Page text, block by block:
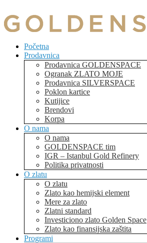
Početna
Prodavnica
Prodavnica GOLDENSPACE
Ogranak ZLATO MOJE
Prodavnica SILVERSPACE
Poklon kartice
Kutijice
Brendovi
Korpa
O nama
O nama
GOLDENSPACE tim
IGR – Istanbul Gold Refinery
Politika privatnosti
O zlatu
O zlatu
Zlato kao hemijski element
Mere za zlato
Zlatni standard
Investiciono zlato Golden Space
Zlato kao finansijska zaštita
Programi